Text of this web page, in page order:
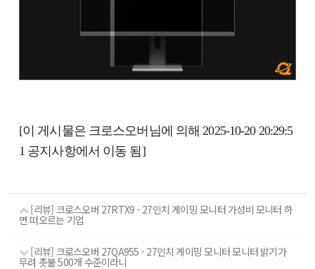
[이 게시물은 크로스오버님에 의해 2025-10-20 20:29:5
1 공지사항에서 이동 됨]
[리뷰] 크로스오버 27RTX9 - 27인치 게이밍 모니터 가성비 모니터 하
면 떠오르는 기업
[리뷰] 크로스오버 27QA955 - 27인치 게이밍 모니터 모니터 밝기가
무려 촛불 500개 수준이라니